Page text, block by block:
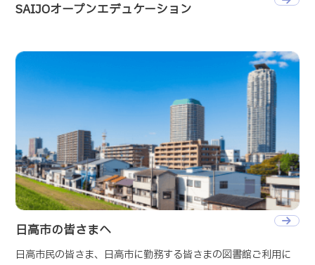
SAIJOオープンエデュケーション
日高市の皆さまへ
日高市民の皆さま、日高市に勤務する皆さまの図書館ご利用に